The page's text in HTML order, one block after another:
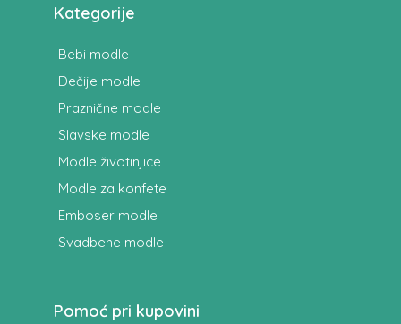
Kategorije
Bebi modle
Dečije modle
Praznične modle
Slavske modle
Modle životinjice
Modle za konfete
Emboser modle
Svadbene modle
Pomoć pri kupovini